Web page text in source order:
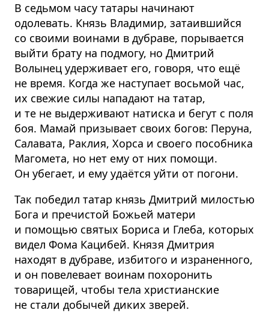
В седьмом часу татары начинают
одолевать. Князь Владимир, затаившийся
со своими воинами в дубраве, порывается
выйти брату на подмогу, но Дмитрий
Волынец удерживает его, говоря, что ещё
не время. Когда же наступает восьмой час,
их свежие силы нападают на татар,
и те не выдерживают натиска и бегут с поля
боя. Мамай призывает своих богов: Перуна,
Салавата, Раклия, Хорса и своего пособника
Магомета, но нет ему от них помощи.
Он убегает, и ему удаётся уйти от погони.
Так победил татар князь Дмитрий милостью
Бога и пречистой Божьей матери
и помощью святых Бориса и Глеба, которых
видел Фома Кацибей. Князя Дмитрия
находят в дубраве, избитого и израненного,
и он повелевает воинам похоронить
товарищей, чтобы тела христианские
не стали добычей диких зверей.